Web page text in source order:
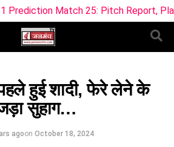
25: Pitch Report, Playing 11 &
हुई शादी, फेरे लेने के
सुहाग…
agoon October 18, 2024